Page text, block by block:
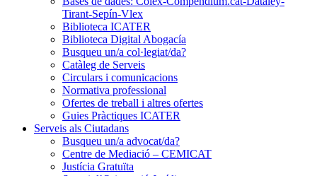
Tirant-Sepín-Vlex
Biblioteca ICATER
Biblioteca Digital Abogacía
Busqueu un/a col·legiat/da?
Catàleg de Serveis
Circulars i comunicacions
Normativa professional
Ofertes de treball i altres ofertes
Guies Pràctiques ICATER
Serveis als Ciutadans
Busqueu un/a advocat/da?
Centre de Mediació – CEMICAT
Justícia Gratuïta